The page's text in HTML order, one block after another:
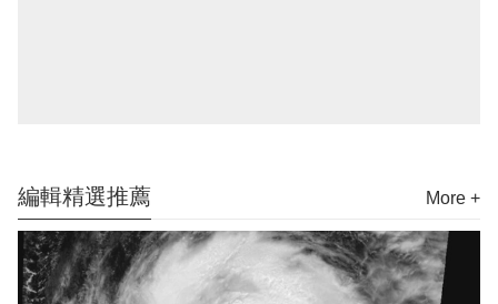
編輯精選推薦 More +